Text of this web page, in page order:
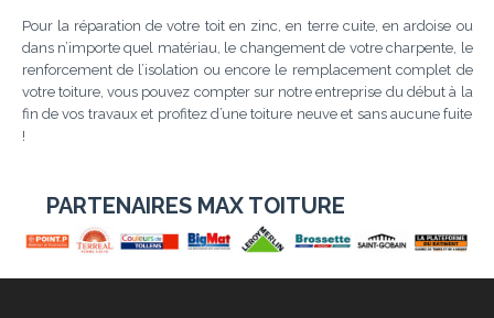
Pour la réparation de votre toit en zinc, en terre cuite, en ardoise ou
dans n’importe quel matériau, le changement de votre charpente, le
renforcement de l’isolation ou encore le remplacement complet de
votre toiture, vous pouvez compter sur notre entreprise du début à la
fin de vos travaux et profitez d’une toiture neuve et sans aucune fuite
!
PARTENAIRES MAX TOITURE